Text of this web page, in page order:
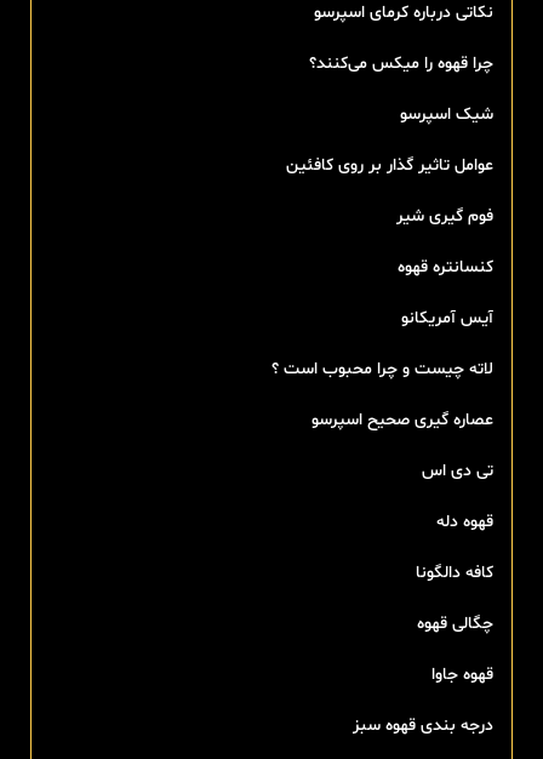
نکاتی درباره کرمای اسپرسو
چرا قهوه را میکس می‌کنند؟
شیک اسپرسو
عوامل تاثیر گذار بر روی کافئین
فوم گیری شیر
کنسانتره قهوه
آیس آمریکانو
لاته چیست و چرا محبوب است ؟
عصاره گیری صحیح اسپرسو
تی‌ دی اس
قهوه دله
کافه دالگونا
چگالی قهوه
قهوه جاوا
درجه بندی قهوه سبز